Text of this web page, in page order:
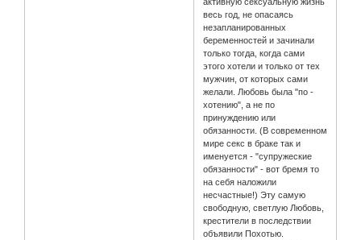
весь год, не опасаясь
незапланированных
беременностей и зачинали
только тогда, когда сами
этого хотели и только от тех
мужчин, от которых сами
желали. Любовь была "по -
хотению", а не по
принуждению или
обязанности. (В современном
мире секс в браке так и
именуется - "супружеские
обязанности" - вот бремя то
на себя наложили
несчастные!) Эту самую
свободную, светлую Любовь,
крестители в последствии
объявили Похотью.